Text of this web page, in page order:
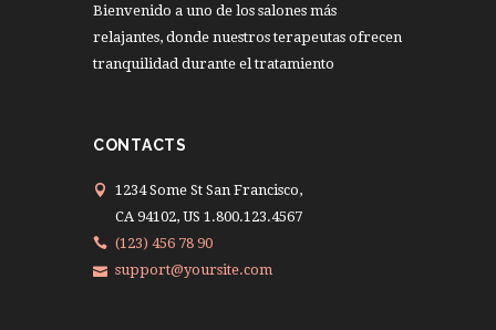
Bienvenido a uno de los salones más
relajantes, donde nuestros terapeutas ofrecen
tranquilidad durante el tratamiento
CONTACTS
1234 Some St San Francisco,
CA 94102, US 1.800.123.4567
(123) 456 78 90
support@yoursite.com